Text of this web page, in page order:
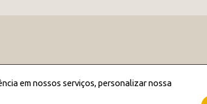
em nossos serviços, personalizar nossa